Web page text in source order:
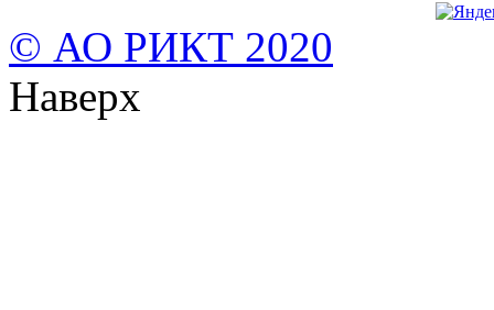
© АО РИКТ 2020
Наверх